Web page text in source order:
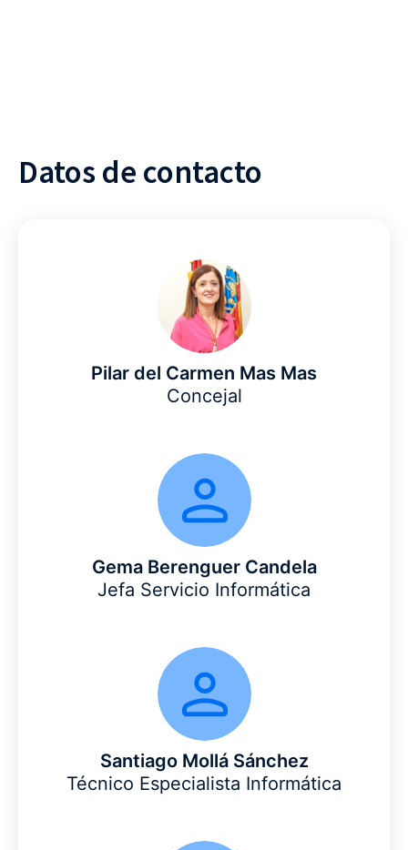
Datos de contacto
Pilar del Carmen Mas Mas
Concejal
Gema Berenguer Candela
Jefa Servicio Informática
Santiago Mollá Sánchez
Técnico Especialista Informática